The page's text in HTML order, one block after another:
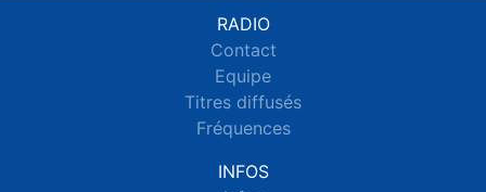
RADIO
Contact
Equipe
Titres diffusés
Fréquences
INFOS